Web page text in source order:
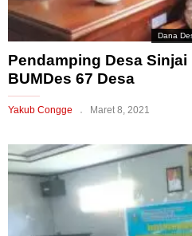
Dana
Pendamping Desa
BUMDes 67 Desa
Yakub Congge Maret 8, 2021